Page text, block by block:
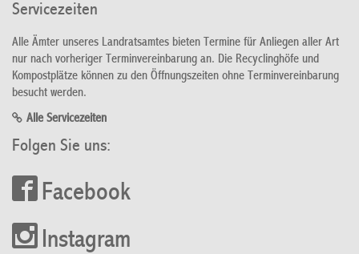
Servicezeiten
Alle Ämter unseres Landratsamtes bieten Termine für Anliegen aller Art
nur nach vorheriger Terminvereinbarung an. Die Recyclinghöfe und
Kompostplätze können zu den Öffnungszeiten ohne Terminvereinbarung
besucht werden.
Alle Servicezeiten
Folgen Sie uns:
Facebook
Instagram